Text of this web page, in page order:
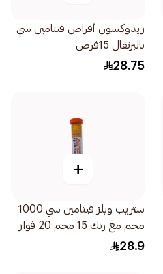
ريدوكسون أقراص فيتامين سي
بالبرتقال 15قرص
28.75
+
ستريب ويلز فيتامين سي 1000
مجم مع زنك 15 مجم 20 فوار
56جرام
28.9